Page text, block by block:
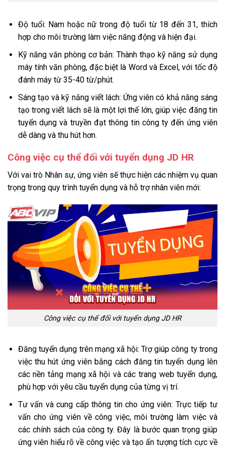
Độ tuổi: Nam hoặc nữ trong độ tuổi từ 18 đến 31, thích
hợp cho môi trường làm việc năng động và hiện đại.
Kỹ năng văn phòng cơ bản: Thành thạo kỹ năng sử dụng
máy tính văn phòng, đặc biệt là Word và Excel, với tốc độ
đánh máy từ 35-40 từ/phút.
Sáng tạo và kỹ năng viết lách: Ứng viên có khả năng sáng
tạo trong viết lách sẽ là một lợi thế lớn, giúp việc đăng tin
tuyển dụng và truyền đạt thông tin công ty đến ứng viên
dễ dàng và thu hút hơn.
Công việc cụ thể đối với tuyển dụng JD HR
Với vai trò Nhân sự, ứng viên sẽ thực hiện các nhiệm vụ quan
trọng trong quy trình tuyển dụng và hỗ trợ nhân viên mới:
Công việc cụ thể đối với tuyển dụng JD HR
Đăng tuyển dụng trên mạng xã hội: Trợ giúp công ty trong
việc thu hút ứng viên bằng cách đăng tin tuyển dụng lên
các nền tảng mạng xã hội và các trang web tuyển dụng,
phù hợp với yêu cầu tuyển dụng của từng vị trí.
Tư vấn và cung cấp thông tin cho ứng viên: Trực tiếp tư
vấn cho ứng viên về công việc, môi trường làm việc và
các chính sách của công ty. Đây là bước quan trọng giúp
ứng viên hiểu rõ về công việc và tạo ấn tượng tích cực về